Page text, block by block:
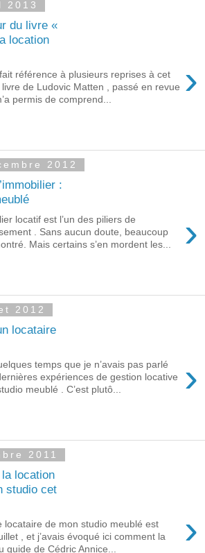
2013
du livre «
location
›
référence à plusieurs reprises à cet
de Ludovic Matten , passé en revue
permis de comprend...
2012
:
›
locatif est l’un des piliers de
. Sans aucun doute, beaucoup
Mais certains s’en mordent les...
2012
locataire
›
temps que je n’avais pas parlé
expériences de gestion locative
meublé . C’est plutô...
2011
location
studio cet
›
locataire de mon studio meublé est
, et j’avais évoqué ici comment la
guide de Cédric Annice...